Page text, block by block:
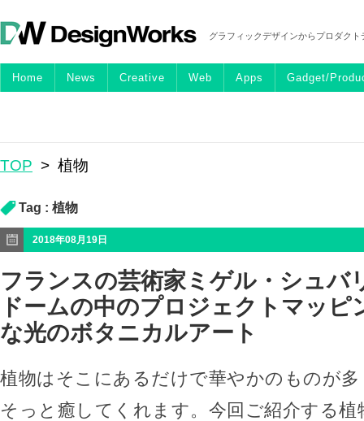
グラフィックデザインからプロダク
Home News Creative Web Apps Gadget/
TOP > 植物
Tag : 植物
2018年08月19日
フランスの芸術家ミゲル・シュバ
ドームの中のプロジェクトマッピ
な光のボタニカルアート
植物はそこにあるだけで華やかのものが
そっと癒してくれます。今回ご紹介する